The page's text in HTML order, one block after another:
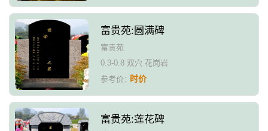
富贵苑:圆满碑
富贵苑
0.3-0.8 双穴 花岗岩
参考价：时价
富贵苑:莲花碑